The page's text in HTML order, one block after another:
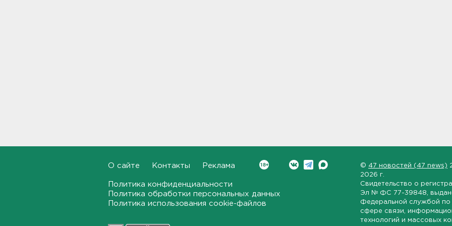
дача или проживание рядом с
парком спасает от этой
О сайте Контакты Реклама
Политика конфиденциальности
Политика обработки персональных данных
Политика использования cookie-файлов
© 47 новостей (47 news)
2026 г.
Свидетельство о
Эл № ФС 77-39848 ,
Федеральной службой по
сфере связи,
технологий и массовых